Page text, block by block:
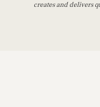
creates and delivers